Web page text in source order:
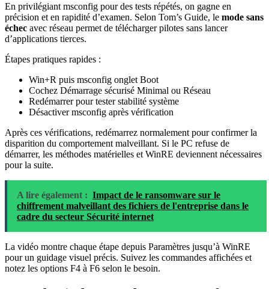
En privilégiant msconfig pour des tests répétés, on gagne en
précision et en rapidité d’examen. Selon Tom’s Guide, le mode sans
échec avec réseau permet de télécharger pilotes sans lancer
d’applications tierces.
Étapes pratiques rapides :
Win+R puis msconfig onglet Boot
Cochez Démarrage sécurisé Minimal ou Réseau
Redémarrer pour tester stabilité système
Désactiver msconfig après vérification
Après ces vérifications, redémarrez normalement pour confirmer la
disparition du comportement malveillant. Si le PC refuse de
démarrer, les méthodes matérielles et WinRE deviennent nécessaires
pour la suite.
A lire également : Impact de le ransomware sur le
chiffrement malveillant des fichiers de l'entreprise dans le
cadre du secteur Sécurité internet
La vidéo montre chaque étape depuis Paramètres jusqu’à WinRE
pour un guidage visuel précis. Suivez les commandes affichées et
notez les options F4 à F6 selon le besoin.